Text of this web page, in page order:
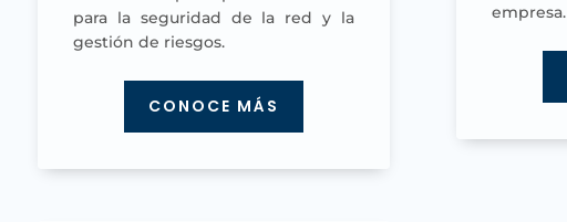
para la seguridad de la red y la
gestión de riesgos.
CONOCE MÁS
empresa.